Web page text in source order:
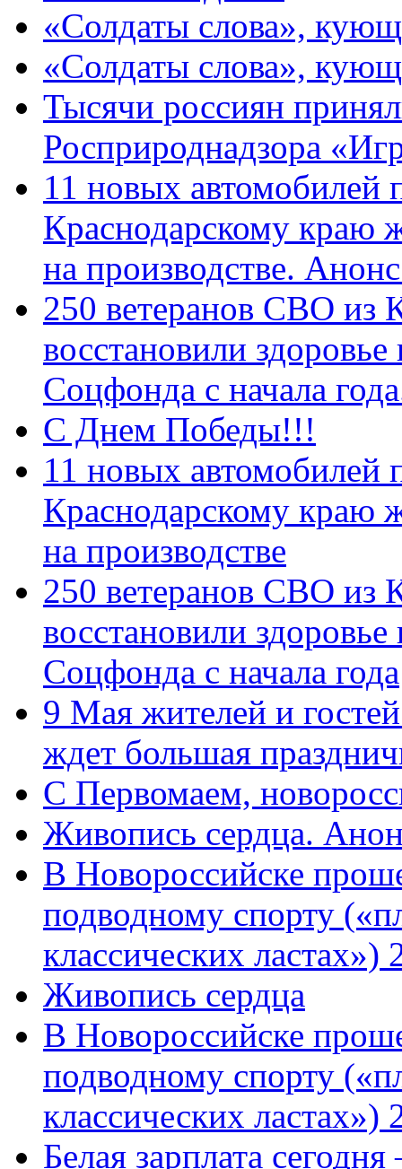
«Солдаты слова»,
«Солдаты слова»,
Тысячи россиян
Росприроднадзора
11 новых автомобилей
Краснодарскому краю
на производстве.
250 ветеранов СВО из
восстановили
Соцфонда с начала
С Днем Победы!!!
11 новых автомобилей
Краснодарскому краю
на производстве
250 ветеранов СВО из
восстановили
Соцфонда с начала года
9 Мая жителей и
ждет большая
C Первомаем,
Живопись сердца.
В Новороссийске
подводному спорту
классических
Живопись сердца
В Новороссийске
подводному спорту
классических ластах»)
Белая зарплата